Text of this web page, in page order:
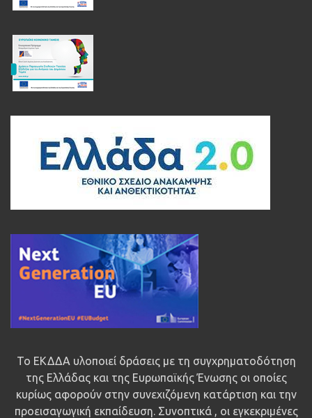
Το ΕΚΔΔΑ υλοποιεί δράσεις με τη συγχρηματοδότηση
της Ελλάδας και της Ευρωπαϊκής Ένωσης οι οποίες
κυρίως αφορούν στην συνεχιζόμενη κατάρτιση και την
προεισαγωγική εκπαίδευση. Συνοπτικά , οι εγκεκριμένες